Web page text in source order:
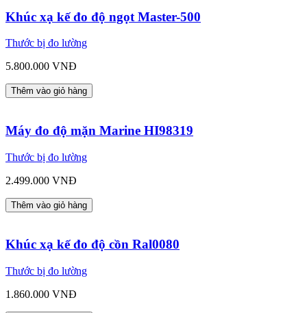
Khúc xạ kế đo độ ngọt Master-500
Thước bị đo lường
5.800.000 VNĐ
Thêm vào giỏ hàng
Máy đo độ mặn Marine HI98319
Thước bị đo lường
2.499.000 VNĐ
Thêm vào giỏ hàng
Khúc xạ kế đo độ cồn Ral0080
Thước bị đo lường
1.860.000 VNĐ